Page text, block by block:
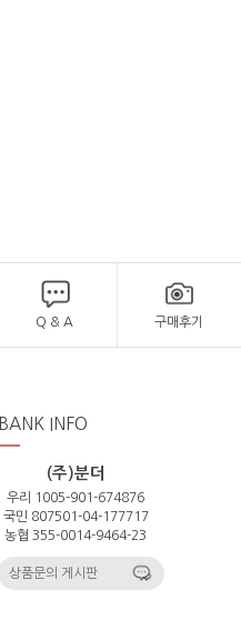
Q & A 구매후기
BANK INFO
(주)분더
우리 1005-901-674876
국민 807501-04-177717
농협 355-0014-9464-23
상품문의 게시판